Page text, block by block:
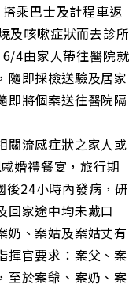
乘巴士及計程車返
及咳嗽症狀而去診所
4由家人帶往醫院就
隨即採檢送驗及居家
即將個案送往醫院隔
關流感症狀之家人或
婚禮餐宴，旅行期
24小時內發病，研
回家途中均未戴口
奶、案姑及案姑丈有
揮官要求：案父、案
至於案爺、案奶、案